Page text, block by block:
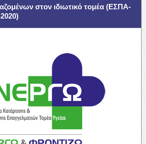
στον ιδιωτικό τομέα (ΕΣΠΑ-